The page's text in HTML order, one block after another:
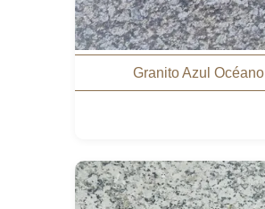
Granito Azul Océano